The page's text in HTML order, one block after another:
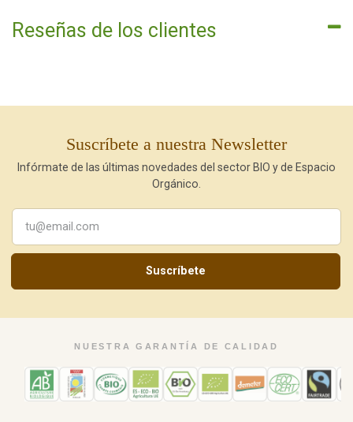
Reseñas de los clientes
Suscríbete a nuestra Newsletter
Infórmate de las últimas novedades del sector BIO y de Espacio
Orgánico.
Suscríbete
NUESTRA GARANTÍA DE CALIDAD